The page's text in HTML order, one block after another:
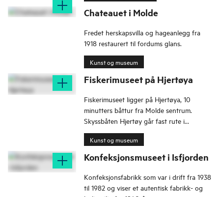
Chateauet i Molde
Fredet herskapsvilla og hageanlegg fra
1918 restaurert til fordums glans.
Kunst og museum
Fiskerimuseet på Hjertøya
Fiskerimuseet ligger på Hjertøya, 10
minutters båttur fra Molde sentrum.
Skyssbåten Hjertøy går fast rute i
sommersesongen med avgang fra Torget.
Kunst og museum
Konfeksjonsmuseet i Isfjorden
Konfeksjonsfabrikk som var i drift fra 1938
til 1982 og viser et autentisk fabrikk- og